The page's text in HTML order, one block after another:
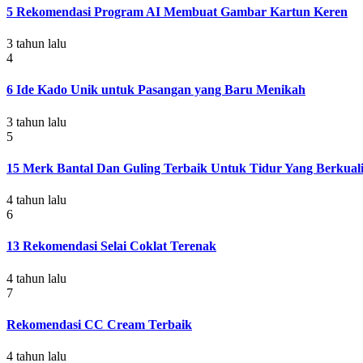
5 Rekomendasi Program AI Membuat Gambar Kartun Keren
3 tahun lalu
4
6 Ide Kado Unik untuk Pasangan yang Baru Menikah
3 tahun lalu
5
15 Merk Bantal Dan Guling Terbaik Untuk Tidur Yang
4 tahun lalu
6
13 Rekomendasi Selai Coklat Terenak
4 tahun lalu
7
Rekomendasi CC Cream Terbaik
4 tahun lalu